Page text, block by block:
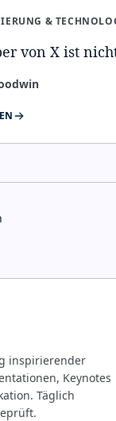
&
von X ist
inspirierender
Keynotes
Täglich